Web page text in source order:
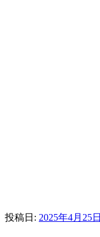
投稿日: 2025年4月25日